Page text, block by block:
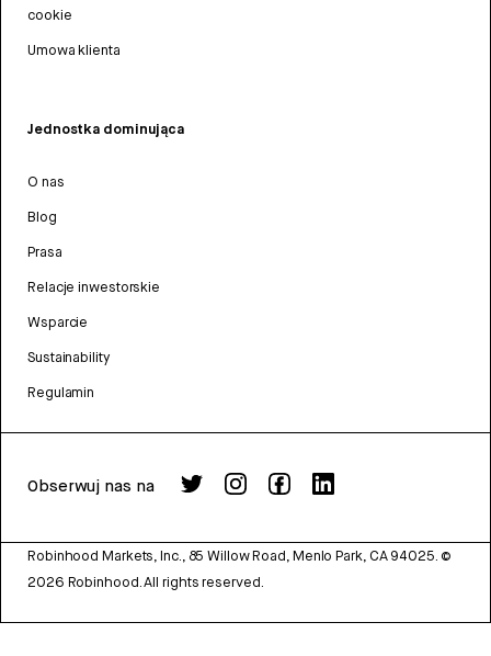
cookie
Umowa klienta
Jednostka dominująca
O nas
Blog
Prasa
Relacje inwestorskie
Wsparcie
Sustainability
Regulamin
Obserwuj nas na
Robinhood Markets, Inc., 85 Willow Road, Menlo Park, CA 94025. ©
2026 Robinhood. All rights reserved.